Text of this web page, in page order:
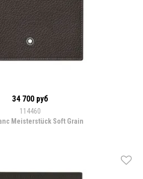
34 700 руб
114460
Meisterstück Soft Grain